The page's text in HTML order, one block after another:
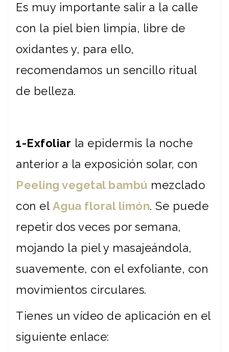
Es muy importante salir a la calle
con la piel bien limpia, libre de
oxidantes y, para ello,
recomendamos un sencillo ritual
de belleza.
1-Exfoliar la epidermis la noche
anterior a la exposición solar, con
Peeling vegetal bambú mezclado
con el Agua floral limón. Se puede
repetir dos veces por semana,
mojando la piel y masajeándola,
suavemente, con el exfoliante, con
movimientos circulares.
Tienes un vídeo de aplicación en el
siguiente enlace: